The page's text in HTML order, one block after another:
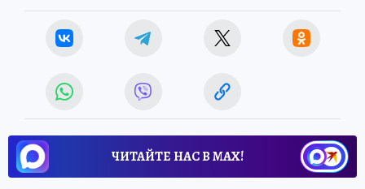
ЧИТАЙТЕ НАС В МАХ!